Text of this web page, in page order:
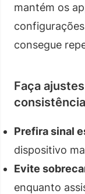
mantém os
consegue
Faça
consistência
Prefira sinal
dispositivo
Evite
enquanto